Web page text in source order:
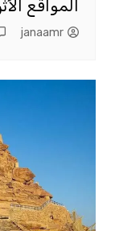
المواقع
janaamr